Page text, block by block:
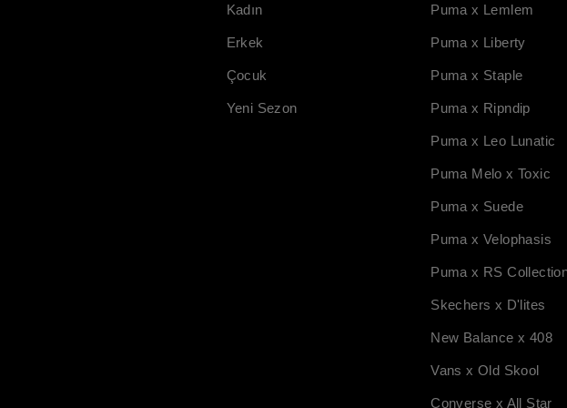
Kadın
Erkek
Çocuk
Yeni Sezon
Puma x Lemlem
Puma x Liberty
Puma x Staple
Puma x Ripndip
Puma x Leo Lunatic
Puma Melo x Toxic
Puma x Suede
Puma x Velophasis
Puma x RS
Skechers x D'lites
New Balance x 408
Vans x Old Skool
Converse x All Star